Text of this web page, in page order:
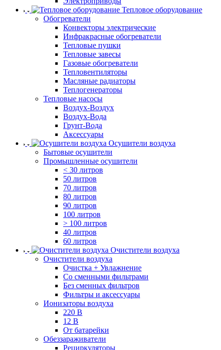
Тепловое оборудование
Обогреватели
Конвекторы электрические
Инфракрасные обогреватели
Тепловые пушки
Тепловые завесы
Газовые обогреватели
Тепловентиляторы
Масляные радиаторы
Теплогенераторы
Тепловые насосы
Воздух-Воздух
Воздух-Вода
Грунт-Вода
Аксессуары
Осушители воздуха
Бытовые осушители
Промышленные осушители
< 30 литров
50 литров
70 литров
80 литров
90 литров
100 литров
> 100 литров
40 литров
60 литров
Очистители воздуха
Очистители воздуха
Очистка + Увлажнение
Cо сменными фильтрами
Без сменных фильтров
Фильтры и аксессуары
Ионизаторы воздуха
220 В
12 В
От батарейки
Обеззараживатели
Рециркуляторы